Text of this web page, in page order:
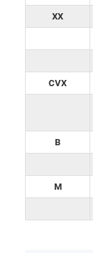
XX
CVX
B
M